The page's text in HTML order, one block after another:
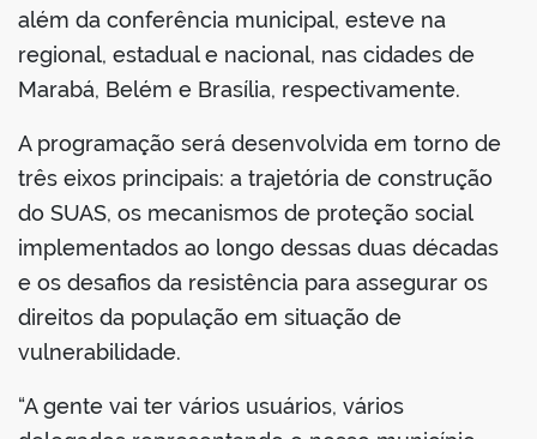
além da conferência municipal, esteve na
regional, estadual e nacional, nas cidades de
Marabá, Belém e Brasília, respectivamente.
A programação será desenvolvida em torno de
três eixos principais: a trajetória de construção
do SUAS, os mecanismos de proteção social
implementados ao longo dessas duas décadas
e os desafios da resistência para assegurar os
direitos da população em situação de
vulnerabilidade.
“A gente vai ter vários usuários, vários